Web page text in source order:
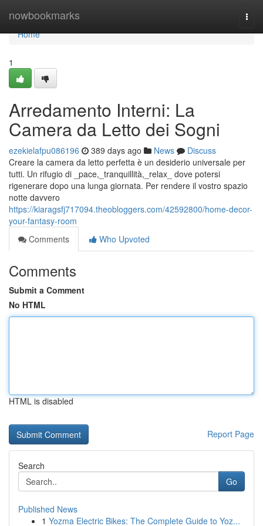
nowbookmarks
Home
Home
1
Arredamento Interni: La
Camera da Letto dei Sogni
ezekielafpu086196 389 days ago News
Discuss
Creare la camera da letto perfetta è un desiderio universale per
tutti. Un rifugio di _pace,_tranquillità,_relax_ dove potersi
rigenerare dopo una lunga giornata. Per rendere il vostro spazio
notte davvero
https://kiaragsfj717094.theobloggers.com/42592800/home-decor-
your-fantasy-room
Comments
Who Upvoted
Comments
Submit a Comment
No HTML
HTML is disabled
Report Page
Search
Go
Published News
1 Yozma Electric Bikes: The Complete Guide to Yoz...